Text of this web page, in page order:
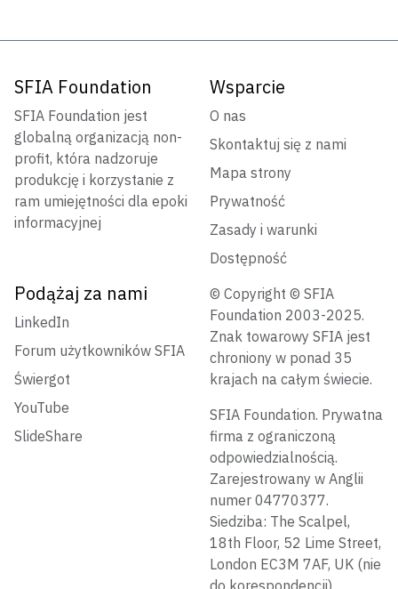
SFIA Foundation
SFIA Foundation jest
globalną organizacją non-
profit, która nadzoruje
produkcję i korzystanie z
ram umiejętności dla epoki
informacyjnej
Wsparcie
O nas
Skontaktuj się z nami
Mapa strony
Prywatność
Zasady i warunki
Dostępność
Podążaj za nami
LinkedIn
Forum użytkowników SFIA
Świergot
YouTube
SlideShare
© Copyright © SFIA
Foundation 2003-2025.
Znak towarowy SFIA jest
chroniony w ponad 35
krajach na całym świecie.
SFIA Foundation. Prywatna
firma z ograniczoną
odpowiedzialnością.
Zarejestrowany w Anglii
numer 04770377.
Siedziba: The Scalpel,
18th Floor, 52 Lime Street,
London EC3M 7AF, UK (nie
do korespondencji)